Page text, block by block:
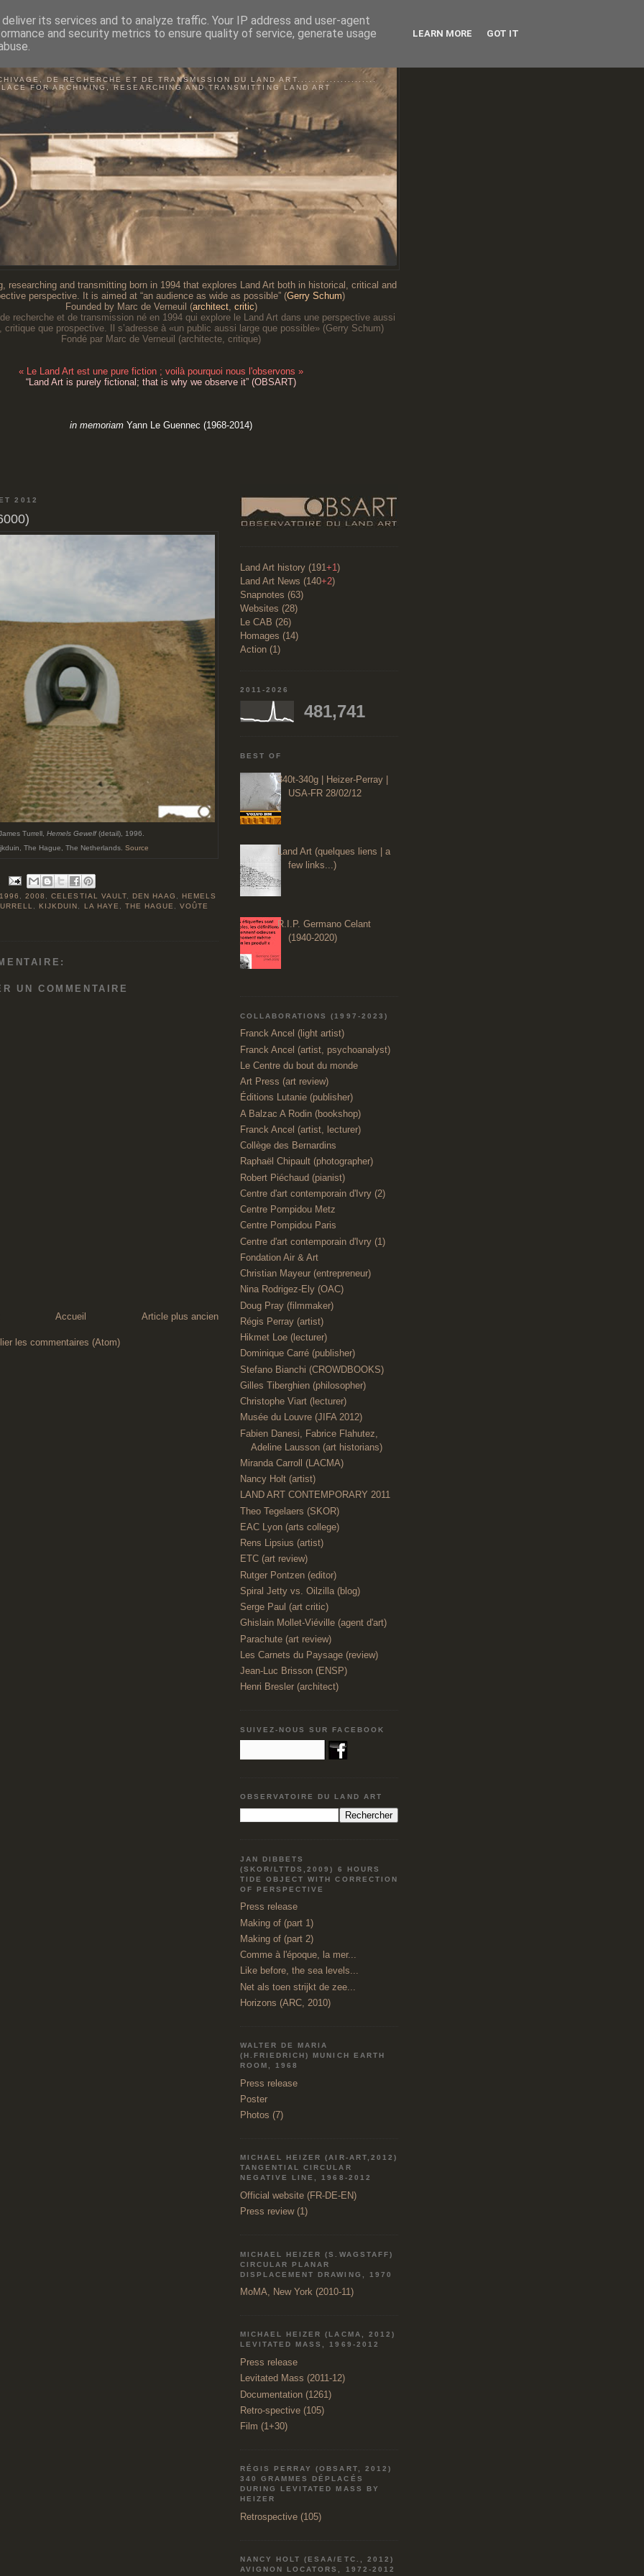
DE RECHERCHE ET DE TRANSMISSION DU LAND ART......................
FOR ARCHIVING, RESEARCHING AND TRANSMITTING LAND ART
researching and transmitting born in 1994 that explores Land Art both in historical, critical and
perspective. It is aimed at “an audience as wide as possible” (Gerry Schum)
Founded by Marc de Verneuil (architect, critic)
recherche et de transmission né en 1994 qui explore le Land Art dans une perspective aussi
critique que prospective. Il s’adresse à «un public aussi large que possible» (Gerry Schum)
Fondé par Marc de Verneuil (architecte, critique)
« Le Land Art est une pure fiction ; voilà pourquoi nous l'observons »
“Land Art is purely fictional; that is why we observe it” (OBSART)
in memoriam Yann Le Guennec (1968-2014)
2012
Turrell, Hemels Gewelf(detail), 1996.
The Hague, The Netherlands. Source
1996 ,2008 ,CELESTIAL VAULT, DEN HAAG
HEMELS
,KIJKDUIN LA HAYE THE HAGUE
VOÛTE
UN COMMENTAIRE
Article plus ancien
Accueil
les commentaires (Atom)
Land Art history (191+1)
Land Art News (140+2)
Snapnotes (63)
Websites (28)
Le CAB (26)
Homages (14)
Action (1)
2011-2026
481,741
BEST OF
340t-340g | Heizer-Perray |
USA-FR 28/02/12
Land Art (quelques liens | a
few links...)
R.I.P. Germano Celant
(1940-2020)
COLLABORATIONS (1997-2023)
Franck Ancel (light artist)
Franck Ancel (artist, psychoanalyst)
Le Centre du bout du monde
Art Press (art review)
Éditions Lutanie (publisher)
A Balzac A Rodin (bookshop)
Franck Ancel (artist, lecturer)
Collège des Bernardins
Raphaël Chipault (photographer)
Robert Piéchaud (pianist)
Centre d'art contemporain d'Ivry (2)
Centre Pompidou Metz
Centre Pompidou Paris
Centre d'art contemporain d'Ivry (1)
Fondation Air & Art
Christian Mayeur (entrepreneur)
Nina Rodrigez-Ely (OAC)
Doug Pray (filmmaker)
Régis Perray (artist)
Hikmet Loe (lecturer)
Dominique Carré (publisher)
Stefano Bianchi (CROWDBOOKS)
Gilles Tiberghien (philosopher)
Christophe Viart (lecturer)
Musée du Louvre (JIFA 2012)
Fabien Danesi, Fabrice Flahutez,
Adeline Lausson (art historians)
Miranda Carroll (LACMA)
Nancy Holt (artist)
LAND ART CONTEMPORARY 2011
Theo Tegelaers (SKOR)
EAC Lyon (arts college)
Rens Lipsius (artist)
ETC (art review)
Rutger Pontzen (editor)
Spiral Jetty vs. Oilzilla (blog)
Serge Paul (art critic)
Ghislain Mollet-Viéville (agent d'art)
Parachute (art review)
Les Carnets du Paysage (review)
Jean-Luc Brisson (ENSP)
Henri Bresler (architect)
SUIVEZ-NOUS SUR FACEBOOK
OBSERVATOIRE DU LAND ART
JAN DIBBETS
(SKOR/LTTDS,2009) 6 HOURS
TIDE OBJECT WITH CORRECTION
OF PERSPECTIVE
Press release
Making of (part 1)
Making of (part 2)
Comme à l'époque, la mer...
Like before, the sea levels...
Net als toen strijkt de zee...
Horizons (ARC, 2010)
WALTER DE MARIA
(H.FRIEDRICH) MUNICH EARTH
ROOM, 1968
Press release
Poster
Photos (7)
MICHAEL HEIZER (AIR-ART,2012)
TANGENTIAL CIRCULAR
NEGATIVE LINE, 1968-2012
Official website (FR-DE-EN)
Press review (1)
MICHAEL HEIZER (S.WAGSTAFF)
CIRCULAR PLANAR
DISPLACEMENT DRAWING, 1970
MoMA, New York (2010-11)
MICHAEL HEIZER (LACMA, 2012)
LEVITATED MASS, 1969-2012
Press release
Levitated Mass (2011-12)
Documentation (1261)
Retro-spective (105)
Film (1+30)
RÉGIS PERRAY (OBSART, 2012)
340 GRAMMES DÉPLACÉS
DURING LEVITATED MASS BY
HEIZER
Retrospective (105)
NANCY HOLT (ESAA/ETC., 2012)
AVIGNON LOCATORS, 1972-2012
its services and to analyze traffic. Your IP address and user-agent
and security metrics to ensure quality of service, generate usage
LEARN MORE GOT IT